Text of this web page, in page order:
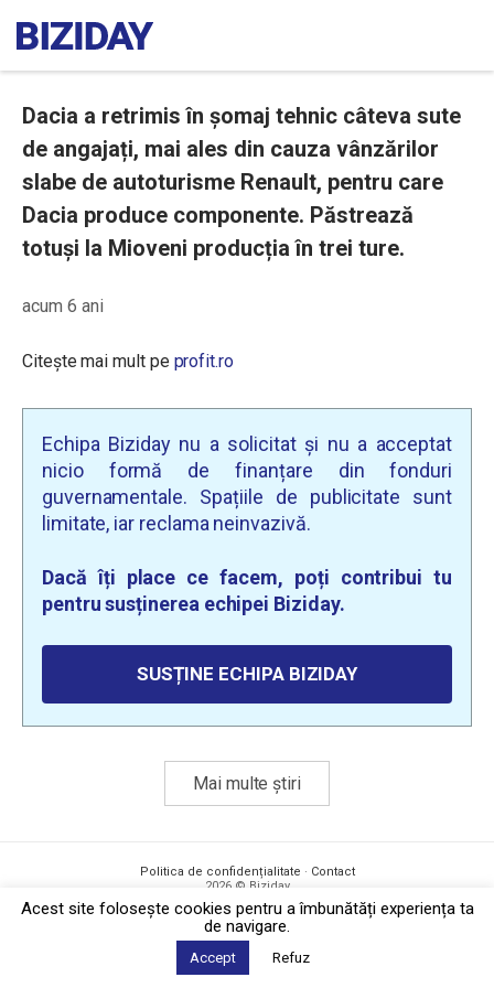
Dacia a retrimis în șomaj tehnic câteva sute
de angajați, mai ales din cauza vânzărilor
slabe de autoturisme Renault, pentru care
Dacia produce componente. Păstrează
totuși la Mioveni producția în trei ture.
acum 6 ani
Citește mai mult pe profit.ro
Echipa Biziday nu a solicitat și nu a acceptat
nicio formă de finanțare din fonduri
guvernamentale. Spațiile de publicitate sunt
limitate, iar reclama neinvazivă.
Dacă îți place ce facem, poți contribui tu
pentru susținerea echipei Biziday.
SUSȚINE ECHIPA BIZIDAY
Mai multe știri
Politica de confidențialitate · Contact
2026 © Biziday
Acest site foloseşte cookies pentru a îmbunătăți experiența ta
de navigare.
Accept Refuz